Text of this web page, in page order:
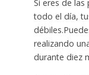
Si eres de las
todo el día,
realizando
durante diez